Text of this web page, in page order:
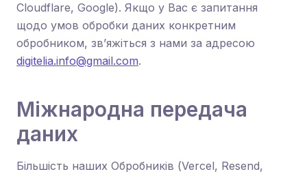
Cloudflare, Google). Якщо у Вас є запитання
щодо умов обробки даних конкретним
обробником, зв’яжіться з нами за адресою
digitelia.info@gmail.com.
Міжнародна передача
даних
Більшість наших Обробників (Vercel, Resend,